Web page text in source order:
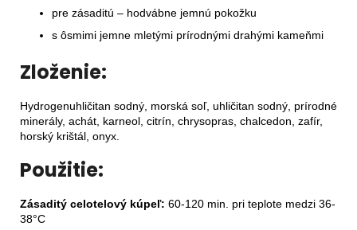
pre zásaditú – hodvábne jemnú pokožku
s ôsmimi jemne mletými prírodnými drahými kameňmi
Zloženie:
Hydrogenuhličitan sodný, morská soľ, uhličitan sodný, prírodné
minerály, achát, karneol, citrín, chrysopras, chalcedon, zafír,
horský krištál, onyx.
Použitie:
Zásaditý celotelový kúpeľ: 60-120 min. pri teplote medzi 36-
38°C